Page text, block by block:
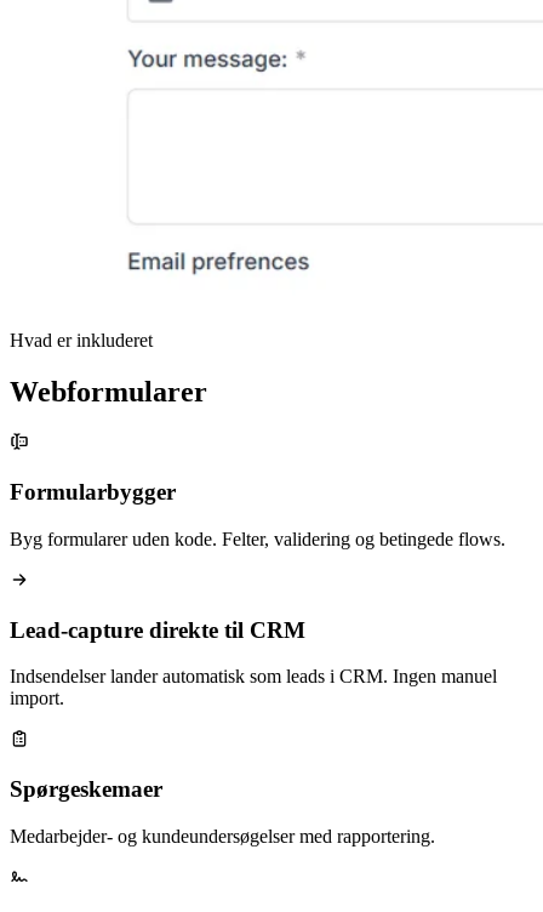
Hvad er inkluderet
Webformularer
Formularbygger
Byg formularer uden kode. Felter, validering og betingede flows.
Lead-capture direkte til CRM
Indsendelser lander automatisk som leads i CRM. Ingen manuel
import.
Spørgeskemaer
Medarbejder- og kundeundersøgelser med rapportering.